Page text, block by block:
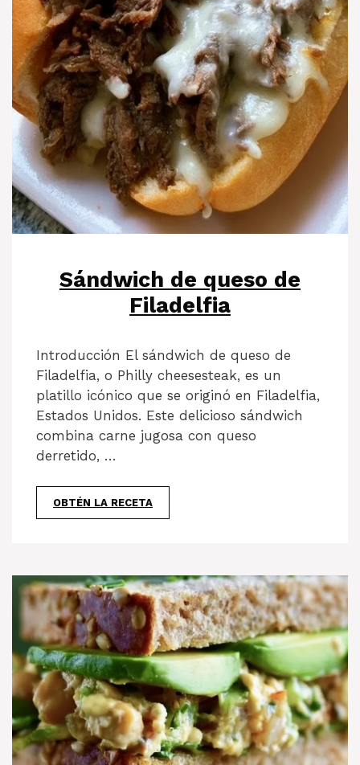
Sándwich de queso de
Filadelfia
Introducción El sándwich de queso de
Filadelfia, o Philly cheesesteak, es un
platillo icónico que se originó en Filadelfia,
Estados Unidos. Este delicioso sándwich
combina carne jugosa con queso
derretido, …
OBTÉN LA RECETA